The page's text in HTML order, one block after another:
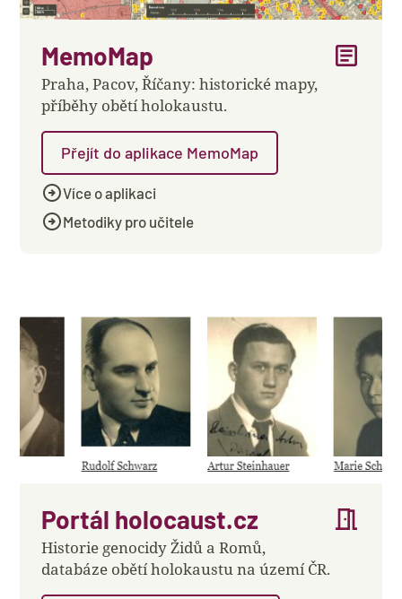
MemoMap article
Praha, Pacov, Říčany: historické mapy,
příběhy obětí holokaustu.
Přejít do aplikace MemoMap
arrow_circle_rightVíce o aplikaci
arrow_circle_rightMetodiky pro učitele
Portál holocaust.cz meeting_room
Historie genocidy Židů a Romů,
databáze obětí holokaustu na území ČR.